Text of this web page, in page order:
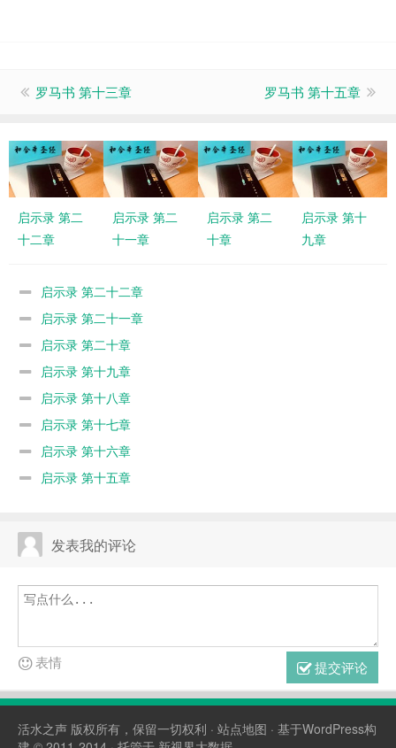
罗马书 第十三章 罗马书 第十五章
启示录 第二
十二章
启示录 第二
十一章
启示录 第二
十章
启示录 第十
九章
启示录 第二十二章
启示录 第二十一章
启示录 第二十章
启示录 第十九章
启示录 第十八章
启示录 第十七章
启示录 第十六章
启示录 第十五章
发表我的评论
提交评论
表情
活水之声 版权所有，保留一切权利 · 站点地图 · 基于WordPress构